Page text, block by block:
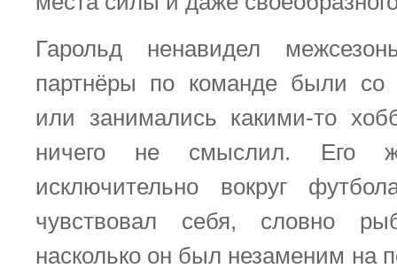
Гарольд ненавидел
партнёры по команде были
или занимались какими-то
ничего не смыслил. Его
исключительно вокруг
чувствовал себя, словно
насколько он был незаменим на